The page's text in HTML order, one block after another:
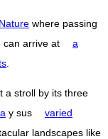
where passing
can arrive at
a
a stroll by its three
y sus
varied
landscapes like